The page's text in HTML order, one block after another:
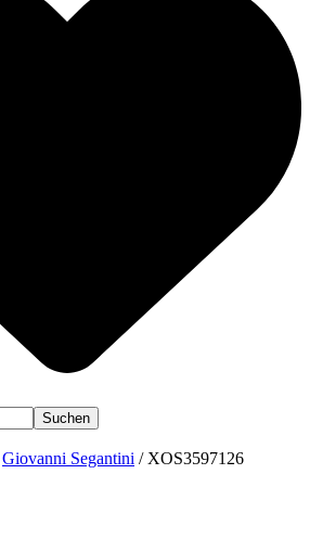
Suchen
Giovanni Segantini / XOS3597126